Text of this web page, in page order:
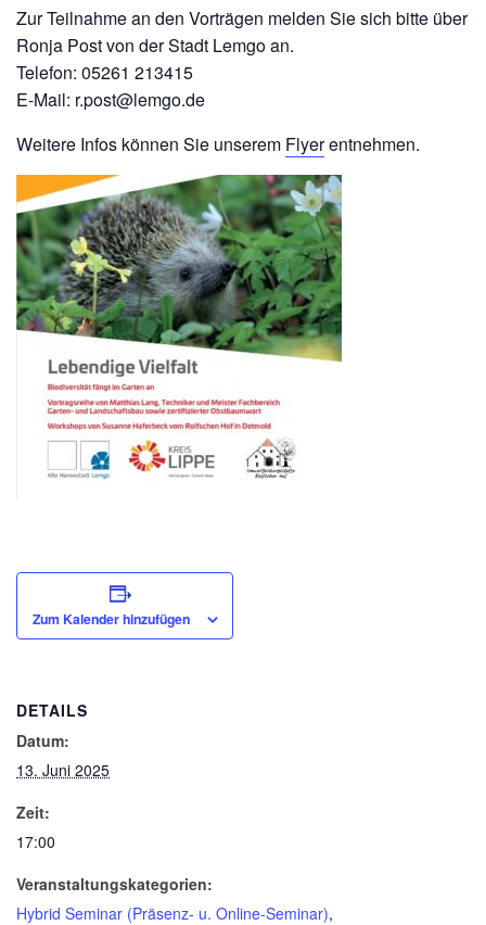
Zur Teilnahme an den Vorträgen melden Sie sich bitte über
Ronja Post von der Stadt Lemgo an.
Telefon: 05261 213415
E-Mail: r.post@lemgo.de
Weitere Infos können Sie unserem Flyerentnehmen.
Zum Kalender hinzufügen
DETAILS
Datum:
13. Juni 2025
Zeit:
17:00
Veranstaltungskategorien:
Hybrid Seminar (Präsenz- u. Online-Seminar),